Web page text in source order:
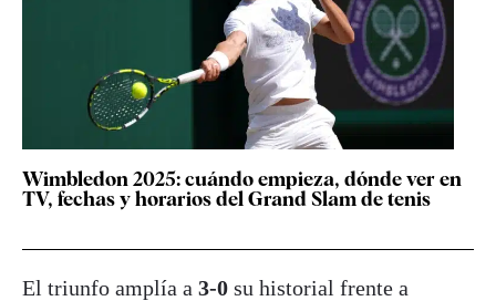
Wimbledon 2025: cuándo empieza, dónde ver en
TV, fechas y horarios del Grand Slam de tenis
El triunfo amplía a 3-0 su historial frente a